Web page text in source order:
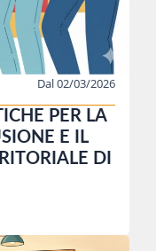
Dal 02/03/2026
PER LA
E IL
DI